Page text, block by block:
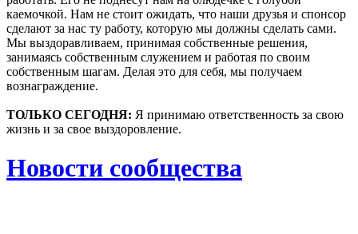
каемочкой. Нам не стоит ожидать, что наши друзья и спонсор
сделают за нас ту работу, которую мы должны сделать сами.
Мы выздоравливаем, принимая собственные решения,
занимаясь собственным служением и работая по своим
собственным шагам. Делая это для себя, мы получаем
вознаграждение.
ТОЛЬКО СЕГОДНЯ: Я принимаю ответственность за свою
жизнь и за свое выздоровление.
Новости сообщества